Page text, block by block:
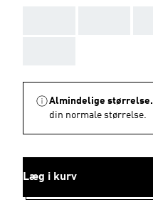
Almindelige størrelse.
din normale størrelse.
Læg i kurv